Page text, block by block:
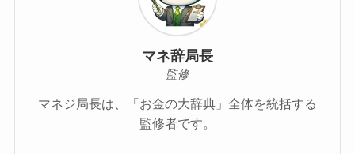
マネ辞局長
監修
マネジ局長は、「お金の大辞典」全体を統括する
監修者です。